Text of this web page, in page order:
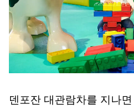
덴포잔 대관람차를 지나